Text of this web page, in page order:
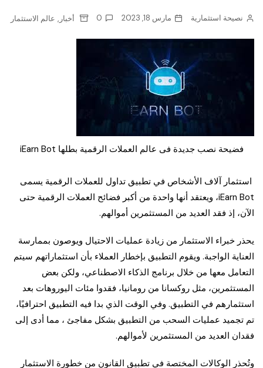
نصيحة استثمارية مارس 18, 2023 0 أخبار , عالم الاستثمار
فضيحة نصب جديدة فى عالم العملات الرقمية بطلها iEarn Bot
استثمار آلاف الأشخاص في تطبيق تداول للعملات الرقمية يسمى
iEarn Bot، ويعتقد أنها واحدة من أكبر فضائح العملات الرقمية حتى
الآن، إذ فقد العديد من المستثمرين أموالهم.
يحذر خبراء الاستثمار من زيادة عمليات الاحتيال ويوصون بممارسة
العناية الواجبة. ويقوم التطبيق بإخطار العملاء بأن استثماراتهم سيتم
التعامل معها من خلال برنامج الذكاء الاصطناعي، ولكن بعض
المستثمرين، مثل روكسانا من رومانيا، فقدوا مئات اليوروهات بعد
استثمارهم في التطبيق. وفي الوقت الذي بدا فيه التطبيق احترافيًا،
تم تجميد عمليات السحب من التطبيق بشكل مفاجئ ، مما أدى إلى
فقدان العديد من المستثمرين لأموالهم.
وتُحذر الوكالات المختصة في تطبيق القانون من خطورة الاستثمار